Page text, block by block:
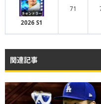
2026 S1
71
関連記事